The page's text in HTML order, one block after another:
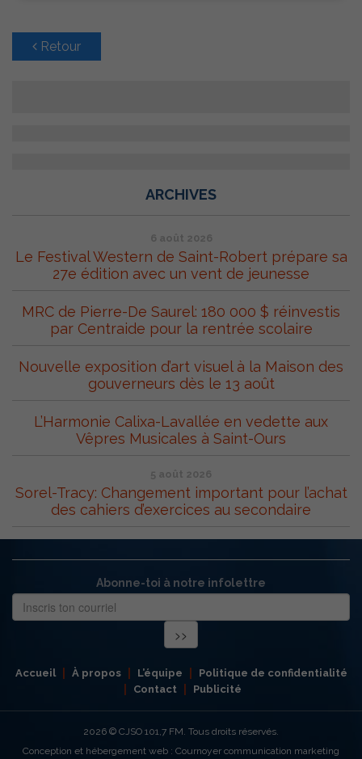
Retour
ARCHIVES
6 août 2026
Le Festival Western de Saint-Robert prépare sa
27e édition avec un vent de jeunesse
MRC de Pierre-De Saurel: 180 000 $ réinvestis
par Centraide pour la rentrée scolaire
Nouvelle exposition d’art visuel à la Maison des
gouverneurs dès le 13 août
L’Harmonie Calixa-Lavallée en vedette aux
Vêpres Musicales à Saint-Ours
5 août 2026
Sorel-Tracy: Changement important pour l’achat
des cahiers d’exercices au secondaire
Abonne-toi à notre infolettre
Accueil À propos L’équipe
Politique de confidentialité
Contact
Publicité
2026 © CJSO 101,7 FM. Tous droits réservés.
Conception et hébergement web : Cournoyer communication marketing